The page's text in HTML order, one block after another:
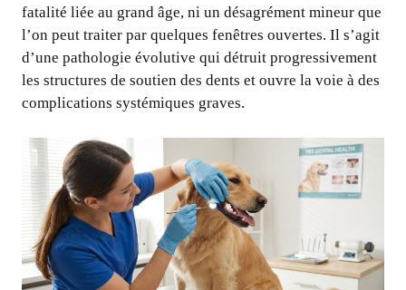
fatalité liée au grand âge, ni un désagrément mineur que
l’on peut traiter par quelques fenêtres ouvertes. Il s’agit
d’une pathologie évolutive qui détruit progressivement
les structures de soutien des dents et ouvre la voie à des
complications systémiques graves.